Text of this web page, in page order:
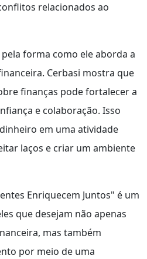
relacionados ao
forma como ele aborda a
Cerbasi mostra que
finanças pode fortalecer a
e colaboração. Isso
em uma atividade
laços e criar um ambiente
Enriquecem Juntos" é um
que desejam não apenas
mas também
por meio de uma